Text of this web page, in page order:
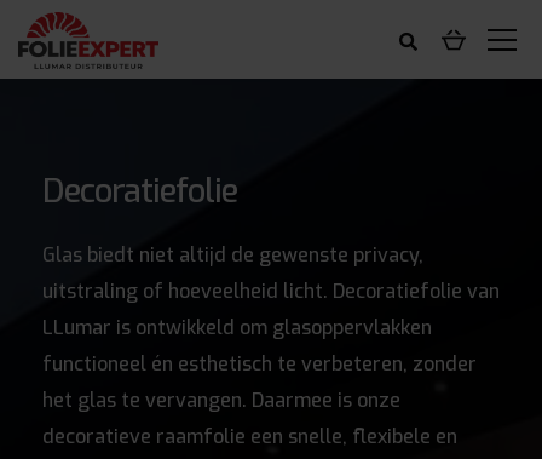
Decoratiefolie
Glas biedt niet altijd de gewenste privacy,
uitstraling of hoeveelheid licht. Decoratiefolie van
LLumar is ontwikkeld om glasoppervlakken
functioneel én esthetisch te verbeteren, zonder
het glas te vervangen. Daarmee is onze
decoratieve raamfolie een snelle, flexibele en